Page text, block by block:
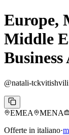
Europe,
Middle
@natali-tckvitishvili
EMEA MENA
Offerte in italiano·